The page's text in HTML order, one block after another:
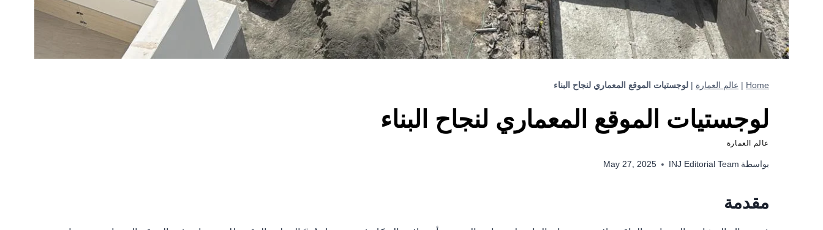
Home
| عالم العمارة | لوجستيات الموقع المعماري لنجاح البناء
لوجستيات الموقع المعماري لنجاح البناء
عالم العمارة
بواسطة INJ Editorial Team
May 27, 2025
مقدمة